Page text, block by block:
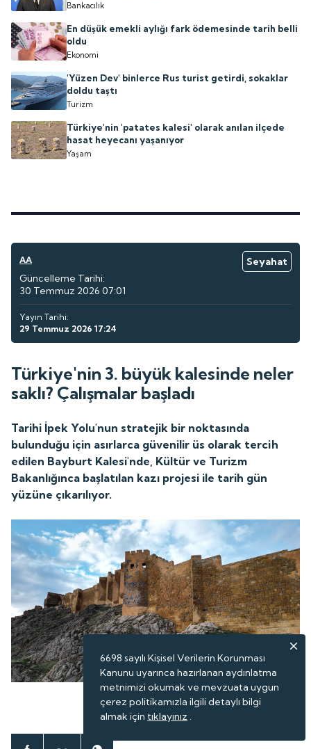
Bankacılık
En düşük emekli aylığı fark ödemesinde tarih belli
oldu
Ekonomi
'Yüzen Dev' binlerce Rus turist getirdi, sokaklar
doldu taştı
Turizm
Türkiye'nin 'patates kalesi' olarak anılan ilçede
hasat heyecanı yaşanıyor
Yaşam
AA
Seyahat
Güncelleme Tarihi:
30 Temmuz 2026 07:01
Yayın Tarihi:
29 Temmuz 2026 17:24
Türkiye'nin 3. büyük kalesinde neler
saklı? Çalışmalar başladı
Tarihi İpek Yolu'nun stratejik bir noktasında
bulunduğu için asırlarca güvenilir üs olarak tercih
edilen Bayburt Kalesi'nde, Kültür ve Turizm
Bakanlığınca başlatılan kazı projesi ile tarih gün
yüzüne çıkarılıyor.
ABONE OL
6698 sayılı Kişisel Verilerin Korunması
Kanunu uyarınca hazırlanan aydınlatma
metnimizi okumak ve mevzuata uygun
çerez politikamızla ilgili detaylı bilgi
almak için tıklayınız .